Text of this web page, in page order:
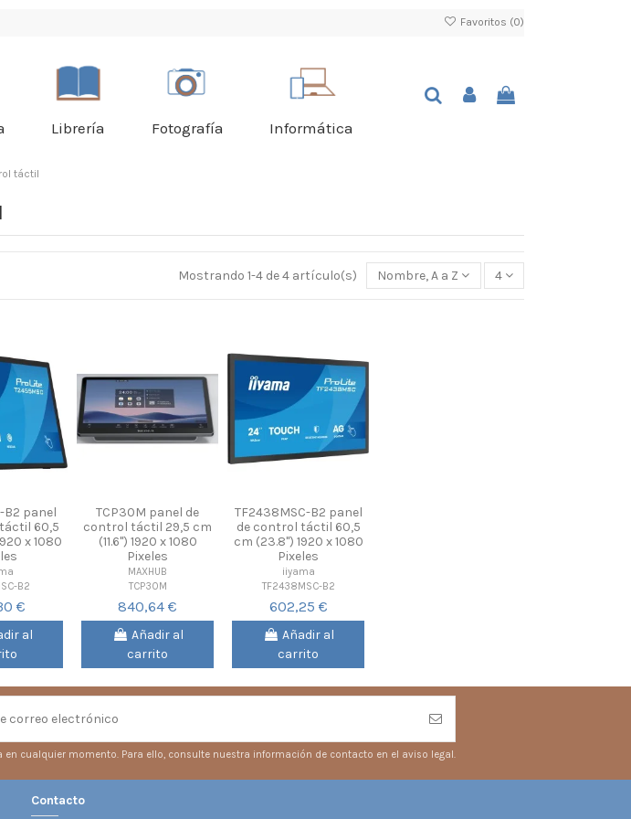
Favoritos (0)
Librería Fotografía Informática
táctil
Mostrando 1-4 de 4 artículo(s) Nombre, A a Z 4
B2 panel
60,5
x 1080
B2
€
al
TCP30M panel de
control táctil 29,5 cm
(11.6") 1920 x 1080
Pixeles
MAXHUB
TCP30M
840,64 €
Añadir al
carrito
TF2438MSC-B2 panel
de control táctil 60,5
cm (23.8") 1920 x 1080
Pixeles
iiyama
TF2438MSC-B2
602,25 €
Añadir al
carrito
en cualquier momento. Para ello, consulte nuestra información de contacto en el aviso legal.
Contacto